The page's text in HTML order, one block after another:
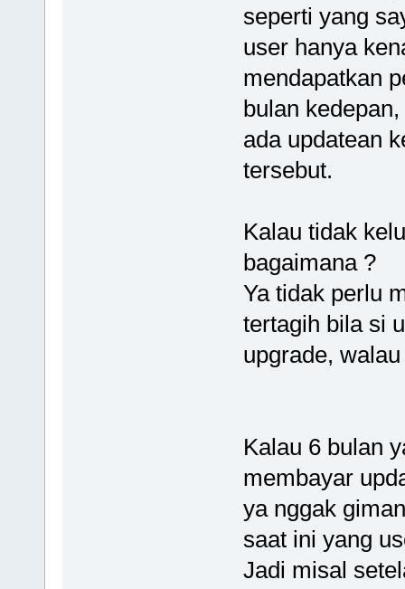
seperti yang
user hanya
mendapatkan
bulan
ada updatean
tersebut.
Kalau tidak
bagaimana ?
Ya tidak perlu
tertagih bila si
upgrade,
Kalau 6 bulan
membayar
ya nggak
saat ini yang
Jadi misal